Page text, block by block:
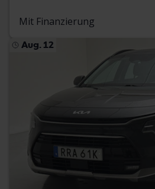
Mit Finanzierung
Aug. 12